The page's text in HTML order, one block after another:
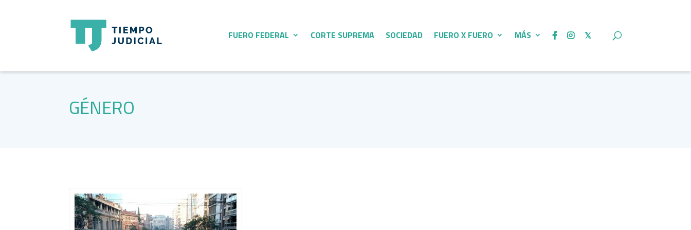
FUERO FEDERAL CORTE SUPREMA SOCIEDAD FUERO X FUERO MÁS
GÉNERO